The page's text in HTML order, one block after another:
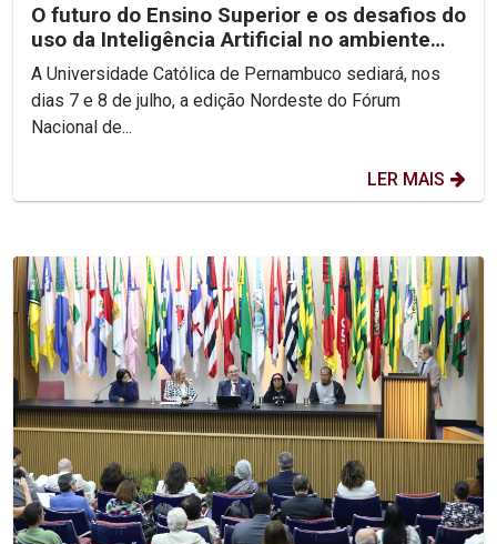
O futuro do Ensino Superior e os desafios do
uso da Inteligência Artificial no ambiente
acadêmico...
A Universidade Católica de Pernambuco sediará, nos
dias 7 e 8 de julho, a edição Nordeste do Fórum
Nacional de...
LER MAIS